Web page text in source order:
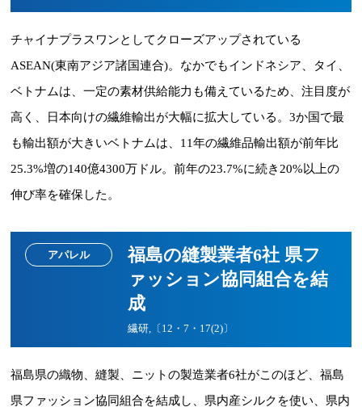
チャイナプラスワンとしてクローズアップされている
ASEAN(東南アジア諸国連合)。なかでもインドネシア、タイ、
ベトナムは、一定の素材供給能力も備えているため、注目度が
高く、日本向けの繊維輸出が大幅に拡大している。3か国で最
も輸出額が大きいベトナムは、11年の繊維品輸出額が前年比
25.3%増の140億4300万ドル。前年の23.7%に続き20%以上の
伸び率を確保した。
アパレル
福島の縫製業者6社 県フ
ァッション協同組合を結
成
繊研,〔12・7・17(2)〕
福島県の織物、縫製、ニットの製造業者6社がこのほど、福島
県ファッション協同組合を結成し、県内産シルクを使い、県内